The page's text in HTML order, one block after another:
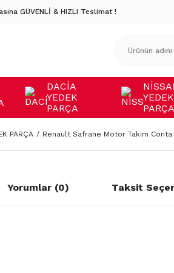
GÜVENLİ & HIZLI Teslimat !
DACİA
YEDEK
PARÇA
YEDEK
PARÇA
PARÇA Renault Safrane Motor Takım
Yorumlar (0) Taksit